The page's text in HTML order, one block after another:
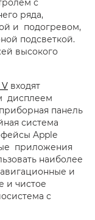
ряда,
и подогревом,
подсветкой.
высокого
V входят
дисплеем
панель
система
Apple
приложения
наиболее
и
и чистое
с